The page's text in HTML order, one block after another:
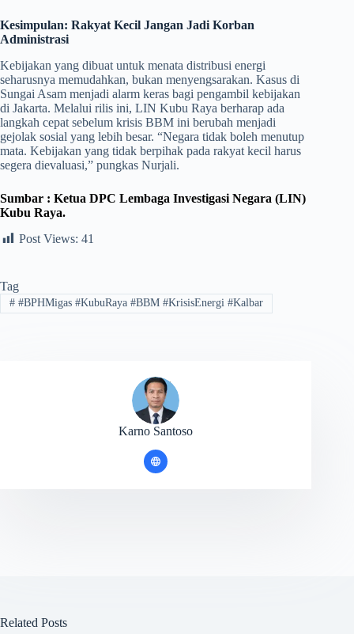
Kesimpulan: Rakyat Kecil Jangan Jadi Korban
Administrasi
​Kebijakan yang dibuat untuk menata distribusi energi
seharusnya memudahkan, bukan menyengsarakan. Kasus di
Sungai Asam menjadi alarm keras bagi pengambil kebijakan
di Jakarta. Melalui rilis ini, LIN Kubu Raya berharap ada
langkah cepat sebelum krisis BBM ini berubah menjadi
gejolak sosial yang lebih besar. “Negara tidak boleh menutup
mata. Kebijakan yang tidak berpihak pada rakyat kecil harus
segera dievaluasi,” pungkas Nurjali.
Sumbar : Ketua DPC Lembaga Investigasi Negara (LIN)
Kubu Raya.
Post Views: 41
Tag
#​#BPHMigas #KubuRaya #BBM #KrisisEnergi #Kalbar
Karno Santoso
Related Posts